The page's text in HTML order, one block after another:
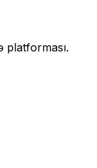
platforması.